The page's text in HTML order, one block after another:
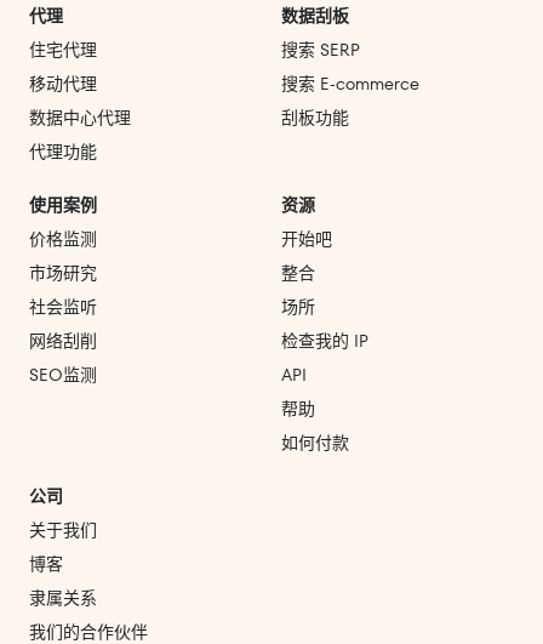
代理
住宅代理
移动代理
数据中心代理
代理功能
数据刮板
搜索 SERP
搜索 E‑commerce
刮板功能
使用案例
价格监测
市场研究
社会监听
网络刮削
SEO监测
资源
开始吧
整合
场所
检查我的 IP
API
帮助
如何付款
公司
关于我们
博客
隶属关系
我们的合作伙伴